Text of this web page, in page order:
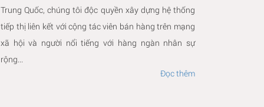
Trung Quốc, chúng tôi độc quyền xây dựng hệ thống
tiếp thị liên kết với cộng tác viên bán hàng trên mạng
xã hội và người nổi tiếng với hàng ngàn nhân sự
rộng...
Đọc thêm